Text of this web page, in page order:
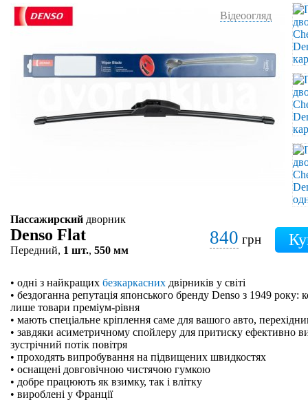
Відеоогляд
Пассажирский дворник
Denso Flat
Передний, 1 шт., 550 мм
840 грн
• одні з найкращих безкаркасних двірників у світі
• бездоганна репутація японського бренду Denso з 1949 року:
лише товари преміум-рівня
• мають спеціальне кріплення саме для вашого авто,
• завдяки асиметричному спойлеру для притиску ефективно
зустрічний потік повітря
• проходять випробування на підвищених швидкостях
• оснащені довговічною чистячою гумкою
• добре працюють як взимку, так і влітку
• вироблені у Франції